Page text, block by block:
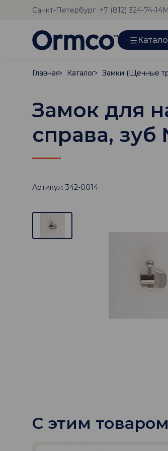
Санкт-Петербург +7 (812) 324-74-14
Главная
Главная Каталог
Каталог Замки (Щечные
Замки (Щечные
Замок для
справа, зуб
Артикул: 342-0014
С этим